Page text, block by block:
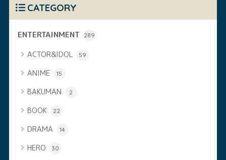
CATEGORY
ENTERTAINMENT 289
ACTOR&IDOL 59
ANIME 15
BAKUMAN 2
BOOK 22
DRAMA 14
HERO 30